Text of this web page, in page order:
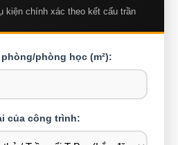
kiện chính xác theo kết cấu trần
phòng học (m²):
của công trình: